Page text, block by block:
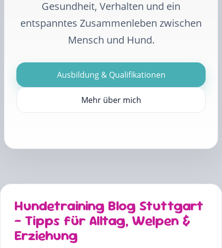
Gesundheit, Verhalten und ein
entspanntes Zusammenleben zwischen
Mensch und Hund.
Ausbildung & Qualifikationen
Mehr über mich
Hundetraining Blog Stuttgart
– Tipps für Alltag, Welpen &
Erziehung